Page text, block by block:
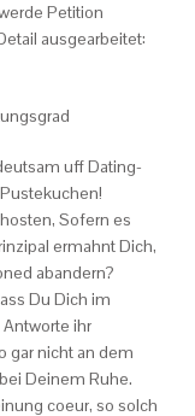
Petition
ausgearbeitet:
uff Dating-
Sofern es
ermahnt Dich,
abandern?
Du Dich im
ihr
gar nicht an dem
Deinem Ruhe.
coeur, so solch